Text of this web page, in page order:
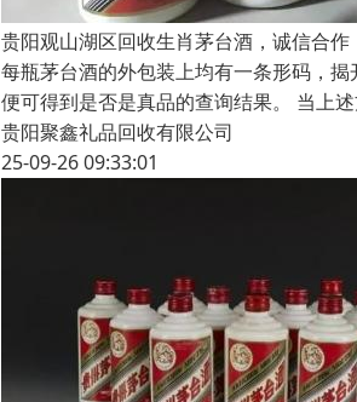
贵阳观山湖区回收生肖茅台酒，诚信合作
每瓶茅台酒的外包装上均有一条形码，
便可得到是否是真品的查询结果。 当上
贵阳聚鑫礼品回收有限公司
25-09-26 09:33:01